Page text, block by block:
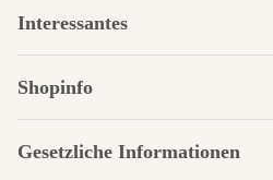
Interessantes
Shopinfo
Gesetzliche Informationen